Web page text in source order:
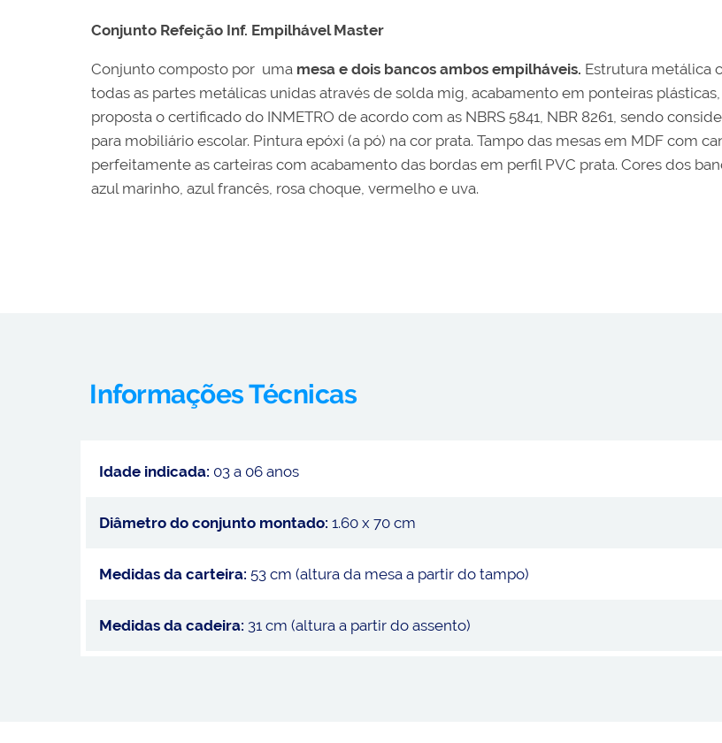
Conjunto Refeição Inf. Empilhável Master
Conjunto composto por uma mesa e dois bancos ambos empilháveis. Estrutura metálica
todas as partes metálicas unidas através de solda mig, acabamento em ponteiras
proposta o certificado do INMETRO de acordo com as NBRS 5841, NBR 8261, sendo
para mobiliário escolar. Pintura epóxi (a pó) na cor prata. Tampo das mesas em MDF com
perfeitamente as carteiras com acabamento das bordas em perfil PVC prata. Cores dos
azul marinho, azul francês, rosa choque, vermelho e uva.
Informações Técnicas
Idade indicada: 03 a 06 anos
Diâmetro do conjunto montado:1.60 x 70 cm
Medidas da carteira: 53 cm (altura da mesa a partir do tampo)
Medidas da cadeira: 31 cm (altura a partir do assento)